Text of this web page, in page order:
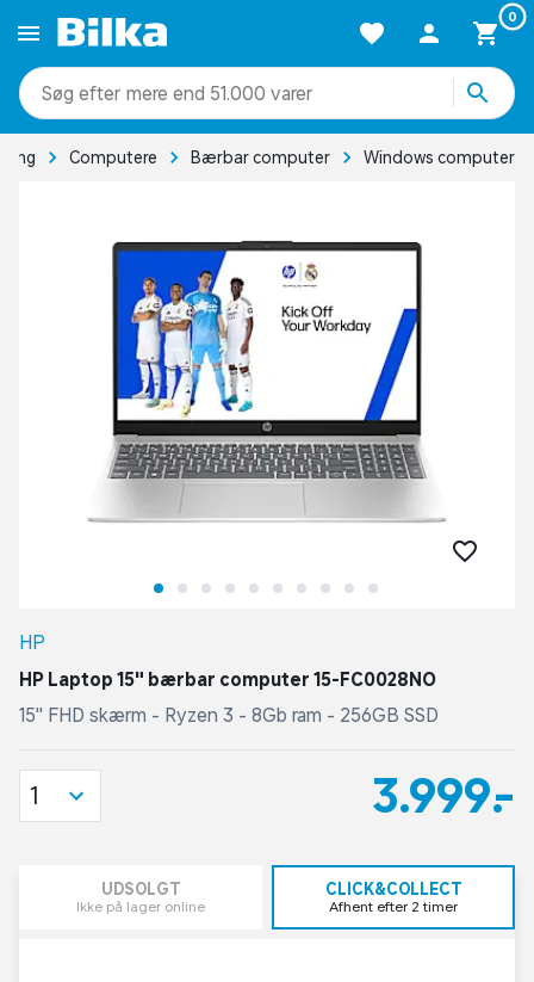
0
mere end 51.000 varer
Computere Bærbar computer Windows computer
HP
HP Laptop 15" bærbar computer 15-FC0028NO
15" FHD skærm - Ryzen 3 - 8Gb ram - 256GB SSD
3.999,-
1
UDSOLGT
Ikke på lager online
CLICK&COLLECT
Afhent efter 2 timer